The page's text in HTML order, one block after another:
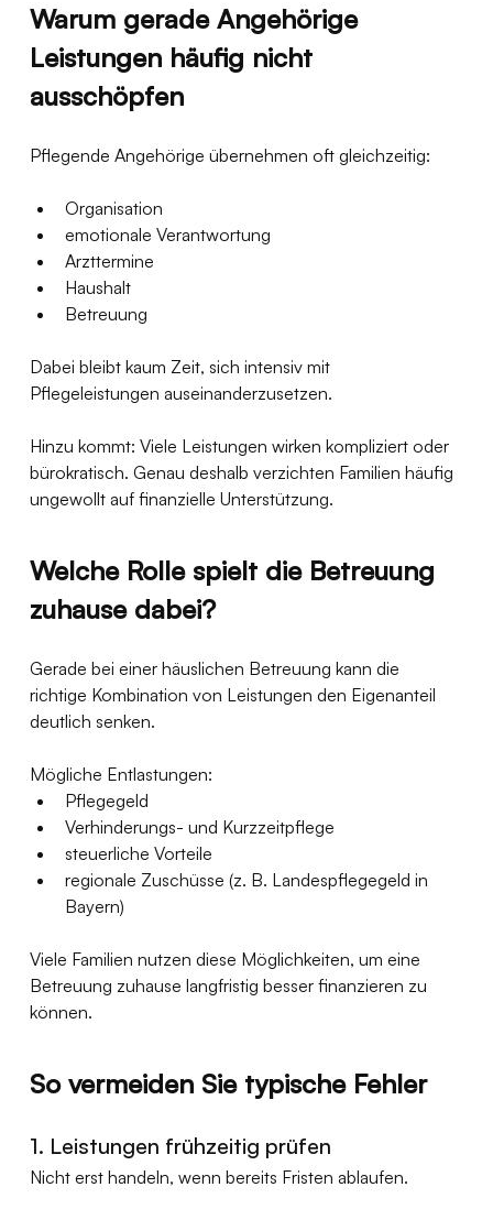
Warum gerade Angehörige
Leistungen häufig nicht
ausschöpfen
Pflegende Angehörige übernehmen oft gleichzeitig:
Organisation
emotionale Verantwortung
Arzttermine
Haushalt
Betreuung
Dabei bleibt kaum Zeit, sich intensiv mit
Pflegeleistungen auseinanderzusetzen.
Hinzu kommt: Viele Leistungen wirken kompliziert oder
bürokratisch. Genau deshalb verzichten Familien häufig
ungewollt auf finanzielle Unterstützung.
Welche Rolle spielt die Betreuung
zuhause dabei?
Gerade bei einer häuslichen Betreuung kann die
richtige Kombination von Leistungen den Eigenanteil
deutlich senken.
Mögliche Entlastungen:
Pflegegeld
Verhinderungs- und Kurzzeitpflege
steuerliche Vorteile
regionale Zuschüsse (z. B. Landespflegegeld in
Bayern)
Viele Familien nutzen diese Möglichkeiten, um eine
Betreuung zuhause langfristig besser finanzieren zu
können.
So vermeiden Sie typische Fehler
1. Leistungen frühzeitig prüfen
Nicht erst handeln, wenn bereits Fristen ablaufen.